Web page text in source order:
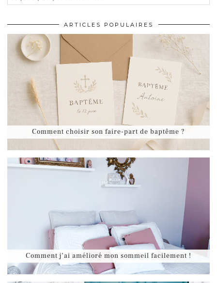
ARTICLES POPULAIRES
Comment choisir son faire-part de baptême ?
Comment j’ai amélioré mon sommeil facilement !